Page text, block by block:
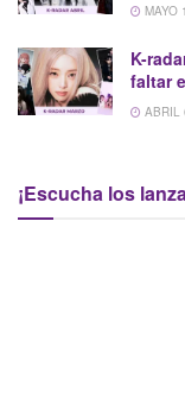
MAYO
K-
faltar
ABRIL
¡Escucha los